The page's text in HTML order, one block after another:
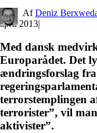
By Deniz
april 2013|
Med dansk
Europarådet. Det
ændringsforslag
terrorstemplingen
terrorister”, vil
aktivister”.